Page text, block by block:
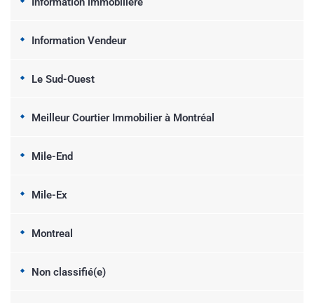
Information Vendeur
Le Sud-Ouest
Meilleur Courtier Immobilier à Montréal
Mile-End
Mile-Ex
Montreal
Non classifié(e)